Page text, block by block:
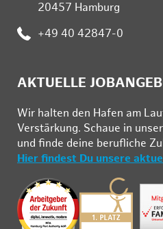
20457 Hamburg
: +49 40 42847-0
AKTUELLE
Wir hal­ten den Ha­fen am
Ver­stär­kung. Schau­e in
und fin­de deine be­ruf­li­che
Hier findest Du unsere